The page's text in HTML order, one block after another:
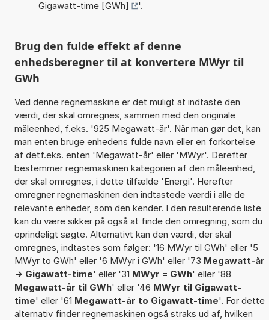
Gigawatt-time [GWh]
'.
Brug den fulde effekt af denne
enhedsberegner til at konvertere MWyr til
GWh
Ved denne regnemaskine er det muligt at indtaste den
værdi, der skal omregnes, sammen med den originale
måleenhed, f.eks. '925 Megawatt-år'. Når man gør det, kan
man enten bruge enhedens fulde navn eller en forkortelse
af detf.eks. enten 'Megawatt-år' eller 'MWyr'. Derefter
bestemmer regnemaskinen kategorien af den måleenhed,
der skal omregnes, i dette tilfælde 'Energi'. Herefter
omregner regnemaskinen den indtastede værdi i alle de
relevante enheder, som den kender. I den resulterende liste
kan du være sikker på også at finde den omregning, som du
oprindeligt søgte. Alternativt kan den værdi, der skal
omregnes, indtastes som følger: '16 MWyr til GWh' eller '5
MWyr to GWh' eller '6 MWyr i GWh' eller '73 Megawatt-år
-> Gigawatt-time' eller '31 MWyr = GWh' eller '88
Megawatt-år til GWh' eller '46 MWyr til Gigawatt-
time' eller '61 Megawatt-år to Gigawatt-time'. For dette
alternativ finder regnemaskinen også straks ud af, hvilken